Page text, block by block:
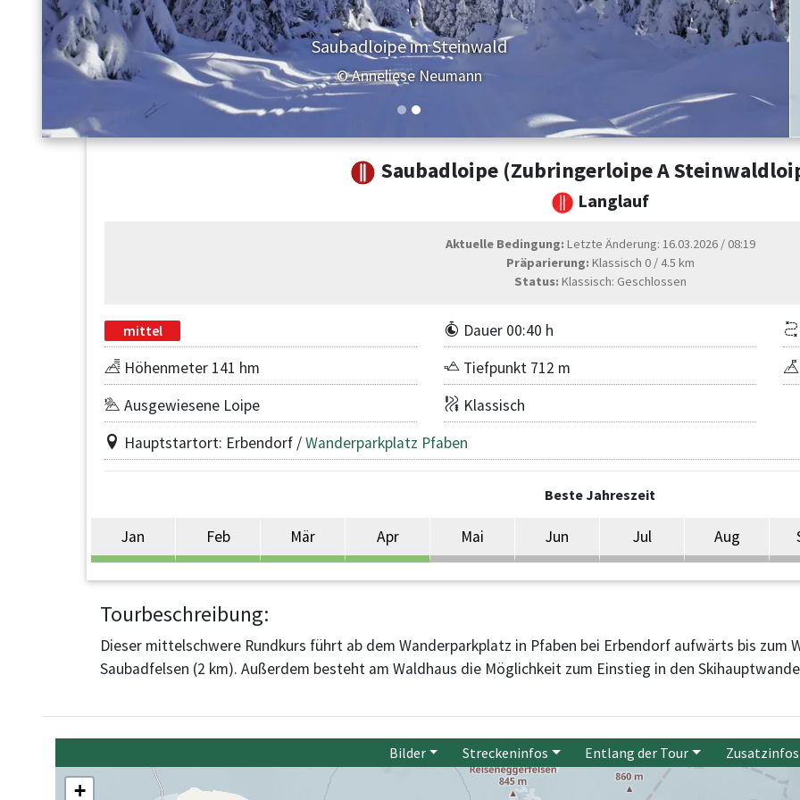
Saubadloipe im Steinwald
© Anneliese Neumann
Saubadloipe (Zubringerloipe A
Langlauf
Aktuelle Bedingung: Letzte Änderung: 16.03.2026 / 08:19
Präparierung: Klassisch 0 / 4.5 km
Status: Klassisch: Geschlossen
mittel Dauer 00:40 h
Höhenmeter 141 hm
Tiefpunkt 712 m
Ausgewiesene Loipe
Klassisch
Hauptstartort: Erbendorf /Wanderparkplatz Pfaben
Beste Jahreszeit
Jan Feb Mär Apr Mai Jun Jul Aug
Tourbeschreibung:
Dieser mittelschwere Rundkurs führt ab dem Wanderparkplatz in Pfaben bei Erbendorf aufwärts bis zum
Saubadfelsen (2 km). Außerdem besteht am Waldhaus die Möglichkeit zum Einstieg in den
Bilder Streckeninfos Entlang der Tour Zusatzinfos
+